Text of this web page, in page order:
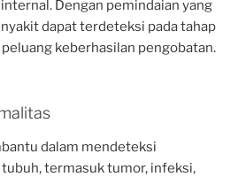
Dengan pemindaian yang
dapat terdeteksi pada tahap
keberhasilan pengobatan.
dalam mendeteksi
termasuk tumor, infeksi,